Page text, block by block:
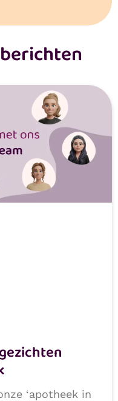
‘apotheek in